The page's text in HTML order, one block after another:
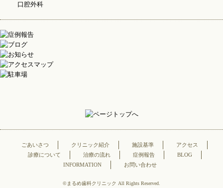
口腔外科
ごあいさつ クリニック紹介 施設基準
アクセス
診療について
治療の流れ 症例報告
BLOG
INFORMATION
お問い合わせ
©まるめ歯科クリニック All Rights Reserved.